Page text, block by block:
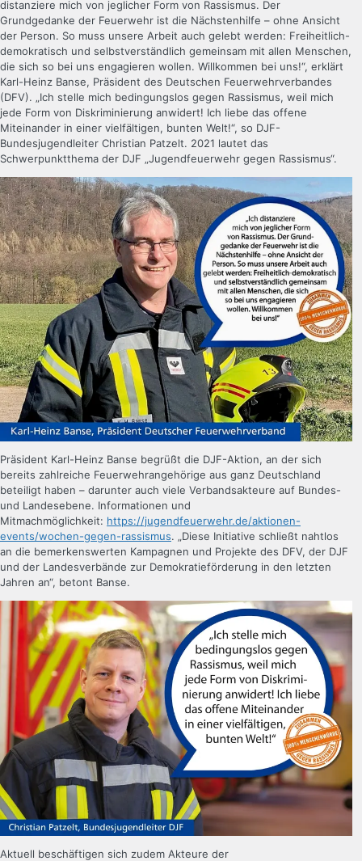
distanziere mich von jeglicher Form von Rassismus. Der
Grundgedanke der Feuerwehr ist die Nächstenhilfe – ohne Ansicht
der Person. So muss unsere Arbeit auch gelebt werden: Freiheitlich-
demokratisch und selbstverständlich gemeinsam mit allen Menschen,
die sich so bei uns engagieren wollen. Willkommen bei uns!“, erklärt
Karl-Heinz Banse, Präsident des Deutschen Feuerwehrverbandes
(DFV). „Ich stelle mich bedingungslos gegen Rassismus, weil mich
jede Form von Diskriminierung anwidert! Ich liebe das offene
Miteinander in einer vielfältigen, bunten Welt!“, so DJF-
Bundesjugendleiter Christian Patzelt. 2021 lautet das
Schwerpunktthema der DJF „Jugendfeuerwehr gegen Rassismus“.
Präsident Karl-Heinz Banse begrüßt die DJF-Aktion, an der sich
bereits zahlreiche Feuerwehrangehörige aus ganz Deutschland
beteiligt haben – darunter auch viele Verbandsakteure auf Bundes-
und Landesebene. Informationen und
Mitmachmöglichkeit: https://jugendfeuerwehr.de/aktionen-
events/wochen-gegen-rassismus. „Diese Initiative schließt nahtlos
an die bemerkenswerten Kampagnen und Projekte des DFV, der DJF
und der Landesverbände zur Demokratieförderung in den letzten
Jahren an“, betont Banse.
Aktuell beschäftigen sich zudem Akteure der